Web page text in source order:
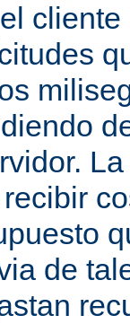
de